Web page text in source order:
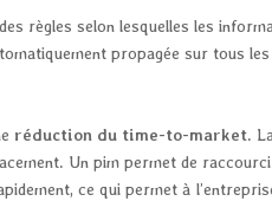
règles selon lesquelles les
propagée sur tous
réduction du time-to-market.
Un pim permet de
ce qui permet à